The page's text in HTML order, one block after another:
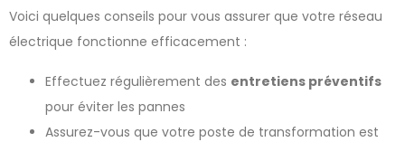
Voici quelques conseils pour vous assurer que votre réseau
électrique fonctionne efficacement :
Effectuez régulièrement des entretiens préventifs
pour éviter les pannes
Assurez-vous que votre poste de transformation est